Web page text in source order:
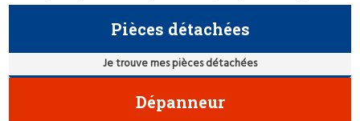
Pièces détachées
Je trouve mes pièces détachées
Dépanneur